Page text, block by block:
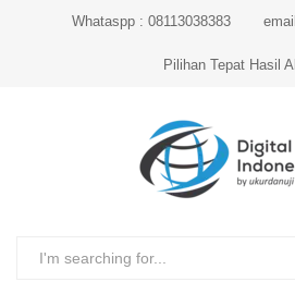
Whataspp : 08113038383
Pilihan Tepat Hasil